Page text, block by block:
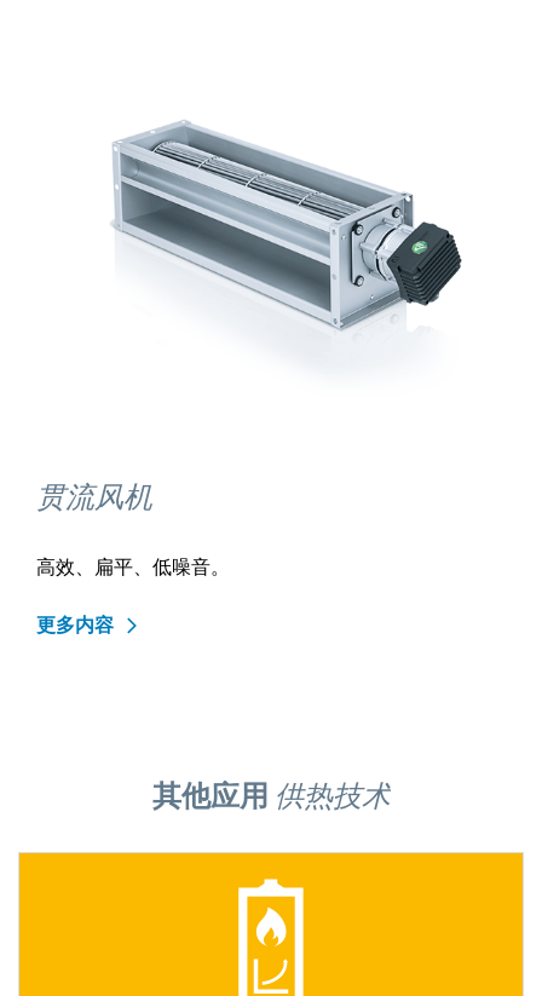
贯流风机
高效、扁平、低噪音。
更多内容
其他应用 供热技术